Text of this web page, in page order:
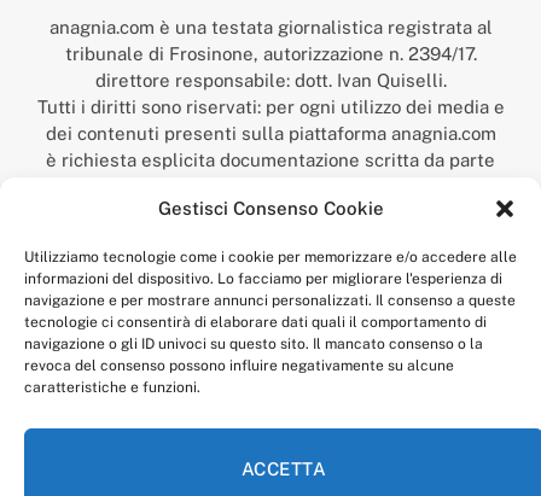
Gestisci Consenso Cookie
Utilizziamo tecnologie come i cookie per memorizzare e/o accedere alle
informazioni del dispositivo. Lo facciamo per migliorare l'esperienza di
navigazione e per mostrare annunci personalizzati. Il consenso a queste
tecnologie ci consentirà di elaborare dati quali il comportamento di
navigazione o gli ID univoci su questo sito. Il mancato consenso o la
revoca del consenso possono influire negativamente su alcune
caratteristiche e funzioni.
ACCETTA
anagnia.com è una testata giornalistica registrata al
tribunale di Frosinone, autorizzazione n. 2394/17.
direttore responsabile: dott. Ivan Quiselli.
Tutti i diritti sono riservati: per ogni utilizzo dei media e
dei contenuti presenti sulla piattaforma anagnia.com
è richiesta esplicita documentazione scritta da parte
“Anagnia” è un marchio registrato presso l’Ufficio Italiano
Economico,
num. registrazione: 302017000014044 del 9 febbraio 2017.
Per contatti:redazione@anagnia.com